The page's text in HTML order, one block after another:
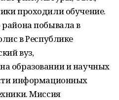
проходили обучение.
побывала в
в Республике
вуз,
образовании и научных
информационных
Миссия